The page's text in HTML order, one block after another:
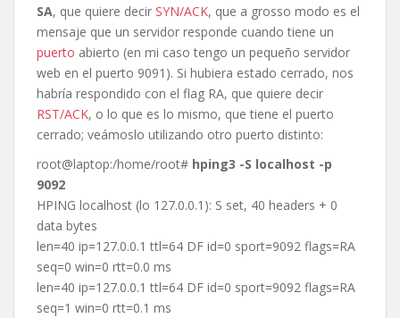
SA, que quiere decir SYN/ACK, que a grosso modo es el
mensaje que un servidor responde cuando tiene un
puerto abierto (en mi caso tengo un pequeño servidor
web en el puerto 9091). Si hubiera estado cerrado, nos
habría respondido con el flag RA, que quiere decir
RST/ACK, o lo que es lo mismo, que tiene el puerto
cerrado; veámoslo utilizando otro puerto distinto:
root@laptop:/home/root# hping3 -S localhost -p
9092
HPING localhost (lo 127.0.0.1): S set, 40 headers + 0
data bytes
len=40 ip=127.0.0.1 ttl=64 DF id=0 sport=9092 flags=RA
seq=0 win=0 rtt=0.0 ms
len=40 ip=127.0.0.1 ttl=64 DF id=0 sport=9092 flags=RA
seq=1 win=0 rtt=0.1 ms